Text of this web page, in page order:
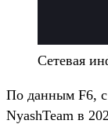
Сетевая
По данным F6, с
NyashTeam в